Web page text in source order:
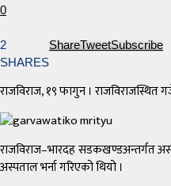
0
2
SHARES
ShareTweetSubscribe
राजविराज, १९ फागुन ।
राजविराज–भारदह सडकखण्डअन्तर्गत
अस्पताल भर्ना गरिएको थियो ।